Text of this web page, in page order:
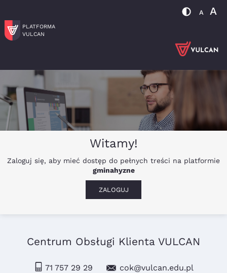
PLATFORMA
VULCAN
A A
Witamy!
Zaloguj się, aby mieć dostęp do pełnych treści na platformie
gminahyzne
ZALOGUJ
Centrum Obsługi Klienta VULCAN
71 757 29 29
cok@vulcan.edu.pl